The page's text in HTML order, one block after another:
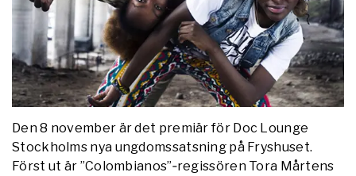
Den 8 november är det premiär för Doc Lounge
Stockholms nya ungdomssatsning på Fryshuset.
Först ut är ”Colombianos”‐regissören Tora Mårtens